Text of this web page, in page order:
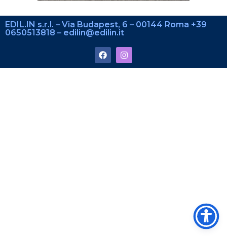
EDIL.IN s.r.l. – Via Budapest, 6 – 00144 Roma +39
0650513818 – edilin@edilin.it